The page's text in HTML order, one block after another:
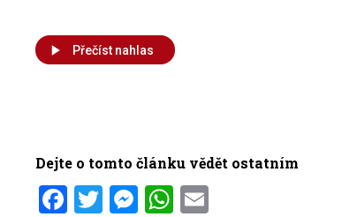
Přečíst nahlas
Dejte o tomto článku vědět ostatním
Facebook
Twitter
Messenger
WhatsApp